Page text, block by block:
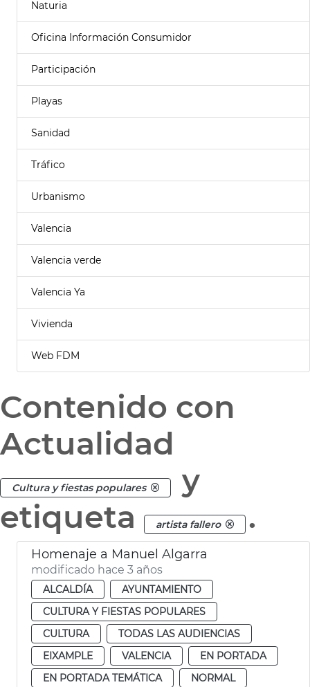
Naturia
Oficina Información Consumidor
Participación
Playas
Sanidad
Tráfico
Urbanismo
Valencia
Valencia verde
Valencia Ya
Vivienda
Web FDM
Contenido con
Actualidad
Cultura y fiestas populares
y
etiqueta
artista fallero .
Homenaje a Manuel Algarra
modificado hace 3 años
ALCALDÍA
AYUNTAMIENTO
CULTURA Y FIESTAS POPULARES
CULTURA
TODAS LAS AUDIENCIAS
EIXAMPLE
VALENCIA
EN PORTADA
EN PORTADA TEMÁTICA
NORMAL